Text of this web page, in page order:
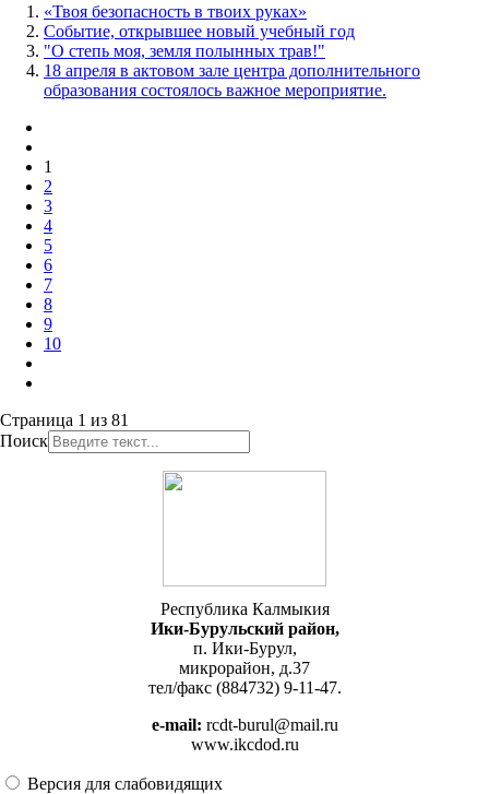
«Твоя безопасность в твоих руках»
Событие, открывшее новый учебный год
"О степь моя, земля полынных трав!"
18 апреля в актовом зале центра дополнительного
образования состоялось важное мероприятие.
1
2
3
4
5
6
7
8
9
10
Страница 1 из 81
Поиск
Республика Калмыкия
Ики-Бурульский район,
п. Ики-Бурул,
микрорайон, д.37
тел/факс (884732) 9-11-47.
e-mail: rcdt-burul@mail.ru
www.ikcdod.ru
Версия для слабовидящих